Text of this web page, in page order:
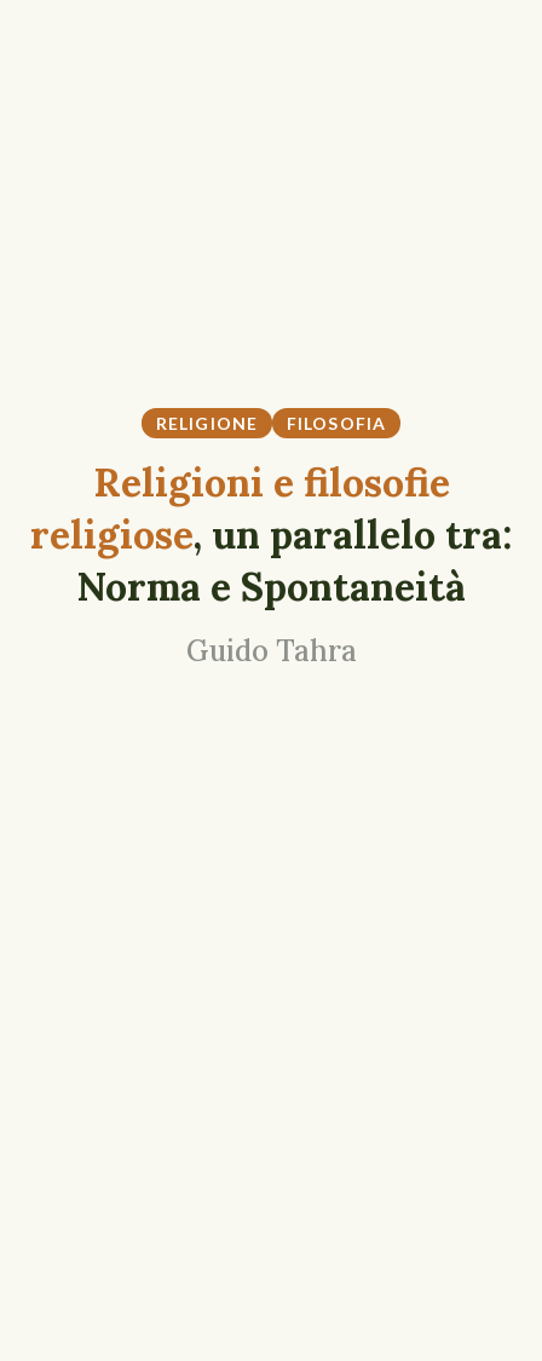
RELIGIONE FILOSOFIA
Religioni e filosofie
religiose, un parallelo tra:
Norma e Spontaneità
Guido Tahra